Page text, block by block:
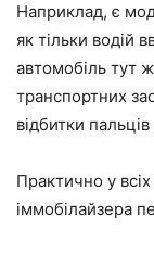
Наприклад, є
як тільки водій
автомобіль тут
транспортних
відбитки
Практично у
іммобілайзера